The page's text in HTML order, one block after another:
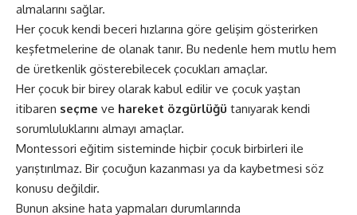
almalarını sağlar.
Her çocuk kendi beceri hızlarına göre gelişim gösterirken
keşfetmelerine de olanak tanır. Bu nedenle hem mutlu hem
de üretkenlik gösterebilecek çocukları amaçlar.
Her çocuk bir birey olarak kabul edilir ve çocuk yaştan
itibaren seçme ve hareket özgürlüğü tanıyarak kendi
sorumluluklarını almayı amaçlar.
Montessori eğitim sisteminde hiçbir çocuk birbirleri ile
yarıştırılmaz. Bir çocuğun kazanması ya da kaybetmesi söz
konusu değildir.
Bunun aksine hata yapmaları durumlarında